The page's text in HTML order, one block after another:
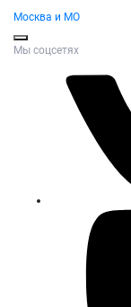
Москва и МО
Мы соцсетях